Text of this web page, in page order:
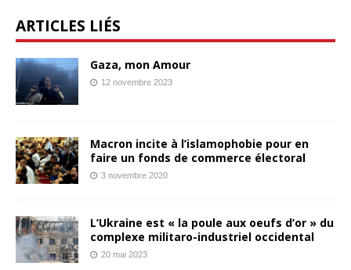
ARTICLES LIÉS
Gaza, mon Amour
12 novembre 2023
Macron incite à l’islamophobie pour en
faire un fonds de commerce électoral
3 novembre 2020
L’Ukraine est « la poule aux oeufs d’or » du
complexe militaro-industriel occidental
20 mai 2023